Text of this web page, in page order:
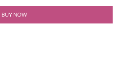
BUY NOW